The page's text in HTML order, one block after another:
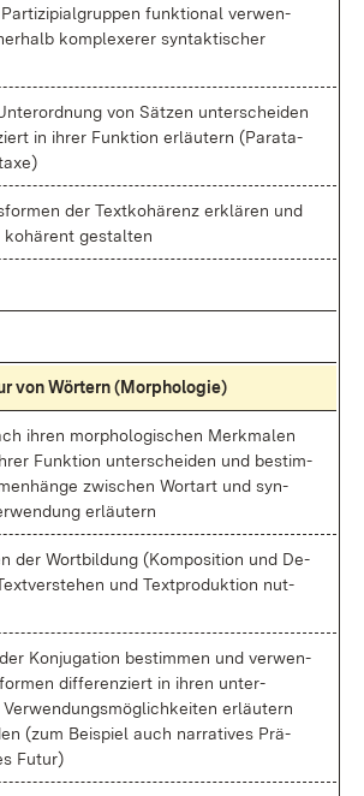
funk­tio­nal ver­wen­
kom­ple­xe­rer syn­tak­ti­scher
von Sät­zen un­ter­schei­den
in ih­rer Funk­ti­on er­läu­tern (Pa­ra­t­a­
der Text­ko­hä­renz er­klä­ren und
ko­hä­rent ge­stal­ten
von Wör­tern (Mor­pho­lo­gie)
ih­ren mor­pho­lo­gi­schen Merk­ma­len
Funk­ti­on un­ter­schei­den und be­stim­
zwi­schen Wort­art und syn­
er­läu­tern
der Wort­bil­dung (Kom­po­si­ti­on und De­
und Text­pro­duk­ti­on nut­
Kon­ju­ga­ti­on be­stim­men und ver­wen­
dif­fe­ren­ziert in ih­ren un­ter­
er­läu­tern
(zum Bei­spiel auch nar­ra­ti­ves Prä­
Fu­tur)